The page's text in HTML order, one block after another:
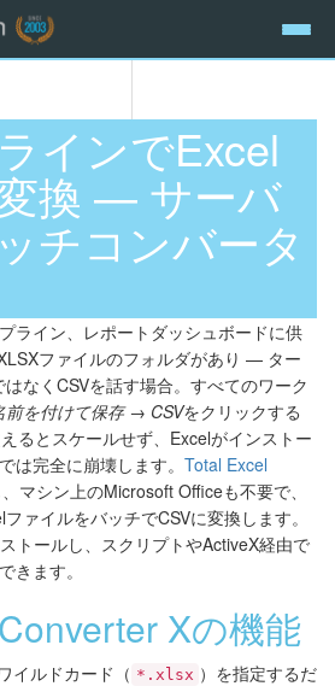
インでExcel
換 — サーバ
チコンバータ
ライン、レポートダッシュボードに供
ファイルのフォルダがあり — ター
なくCSVを話す場合。すべてのワーク
前を付けて保存 → CSVをクリックする
るとスケールせず、Excelがインストー
は完全に崩壊します。 Total Excel
マシン上のMicrosoft Officeも不要で、
ァイルをバッチでCSVに変換します。
トールし、スクリプトやActiveX経由で
きます。
Xの機能
イルドカード（ *.xlsx ）を指定するだ